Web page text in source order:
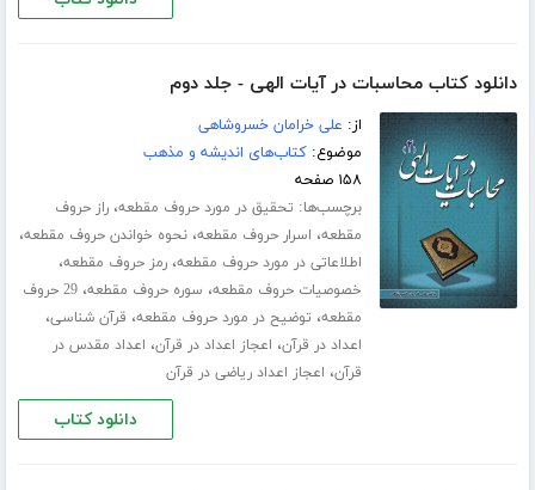
دانلود کتاب محاسبات در آیات الهی - جلد دوم
از: علی خرامان خسروشاهی
موضوع:کتاب‌های اندیشه و مذهب
۱۵۸ صفحه
برچسب‌ها: تحقیق در مورد حروف مقطعه،راز حروف
مقطعه، اسرار حروف مقطعه،نحوه خواندن حروف مقطعه،
اطلاعاتی در مورد حروف مقطعه،رمز حروف مقطعه،
خصوصیات حروف مقطعه، سوره حروف مقطعه،
29 حروف
مقطعه، توضیح در مورد حروف مقطعه، قرآن شناسی،
اعداد در قرآن، اعجاز اعداد در قرآن، اعداد مقدس در
قرآن، اعجاز اعداد ریاضی در قرآن
دانلود کتاب